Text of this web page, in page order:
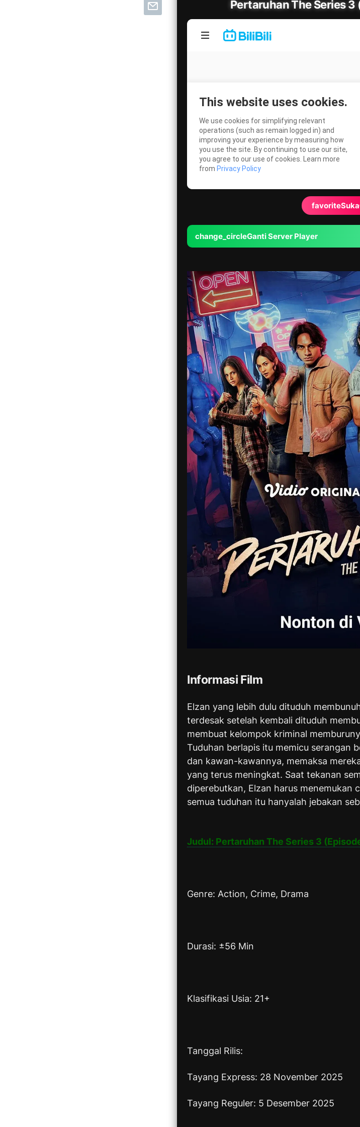
Pertaruhan The Series 3
favoriteSuka
change_circleGanti Server Player
Informasi Film
Elzan yang lebih dulu dituduh
terdesak setelah kembali dituduh
membuat kelompok kriminal
Tuduhan berlapis itu memicu serangan
dan kawan-kawannya, memaksa
yang terus meningkat. Saat tekanan
diperebutkan, Elzan harus menemukan
semua tuduhan itu hanyalah jebakan
Judul: Pertaruhan The Series 3
Genre: Action, Crime, Drama
Durasi: ±56 Min
Klasifikasi Usia: 21+
Tanggal Rilis:
Tayang Express: 28 November 2025
Tayang Reguler: 5 Desember 2025